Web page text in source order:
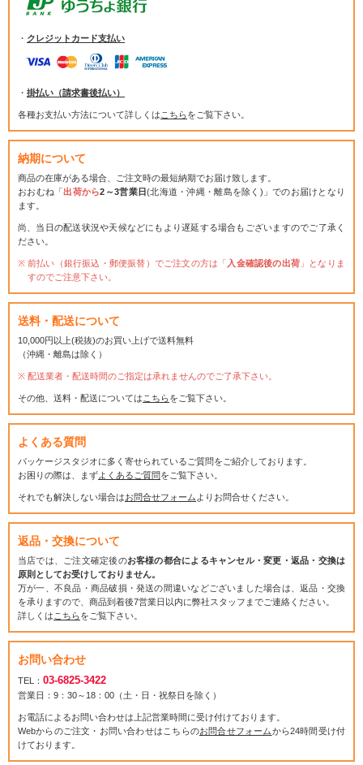
・ クレジットカード支払い
・ 掛払い（請求書後払い）
各種お支払い方法について詳しくは こちらをご覧下さい。
納期について
商品の在庫がある場合、ご注文時の最短納期でお届け致します。
おおむね「出荷から2～3営業日(北海道・沖縄・離島を除く)」でのお届けとなり
ます。
尚、当日の配送状況や天候などにもより遅延する場合もございますのでご了承く
ださい。
前払い（銀行振込・郵便振替）でご注文の方は「 入金確認後の出荷 」となりま
すのでご注意下さい。
送料・配送について
10,000円以上(税抜)のお買い上げで送料無料
（沖縄・離島は除く）
配送業者・配送時間のご指定は承れませんのでご了承下さい。
その他、送料・配送については こちらをご覧下さい。
よくある質問
パッケージスタジオに多く寄せられているご質問をご紹介しております。
お困りの際は、まずよくあるご質問をご覧下さい。
それでも解決しない場合はお問合せフォーム よりお問合せください。
返品・交換について
当店では、ご注文確定後のお客様の都合によるキャンセル・変更・返品・交換は
原則としてお受けしておりません。
万が一、不良品・商品破損・発送の間違いなどございました場合は、返品・交換
を承りますので、商品到着後7営業日以内に弊社スタッフまでご連絡ください。
詳しくは こちらをご覧下さい。
お問い合わせ
TEL： 03-6825-3422
営業日：9：30～18：00（土・日・祝祭日を除く）
お電話によるお問い合わせは上記営業時間に受け付けております。
Webからのご注文・お問い合わせはこちらのお問合せフォームから24時間受け付
けております。